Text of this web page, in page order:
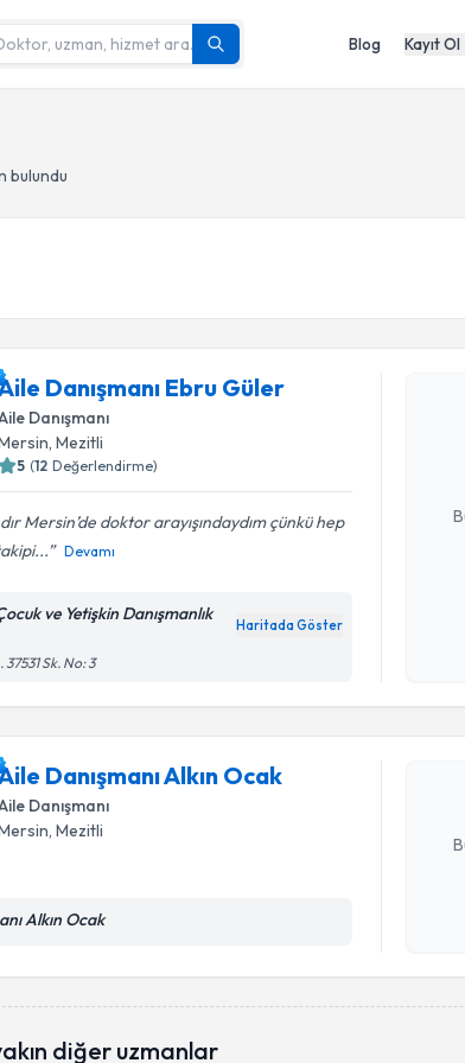
Blog Kayıt Ol
bulundu
Danışmanı Ebru Güler
Danışmanı
, Mezitli
5 (12 Değerlendirme)
Mersin’de doktor arayışındaydım çünkü hep
Devamı
ve Yetişkin Danışmanlık
Haritada Göster
Sk. No: 3
Danışmanı Alkın Ocak
Danışmanı
, Mezitli
Alkın Ocak
oluşturun.
diğer uzmanlar